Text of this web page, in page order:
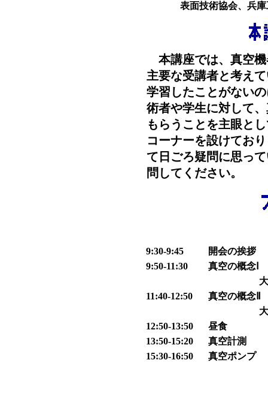
表面技術協会、兵
本講座では、真空機
主要な受講者と考え
学習したことがない
術者や学生に対して
もらうことを主眼と
コーナーを設けてお
て日ごろ疑問に思っ
問してください。
9:30-9:45
開会の挨拶
9:50-11:30
真空の概念Ⅰ
大
11:40-12:50
真空の概念Ⅱ
大阪市
12:50-13:50
昼食
13:50-15:20
真空計測
15:30-16:50
真空ポンプ